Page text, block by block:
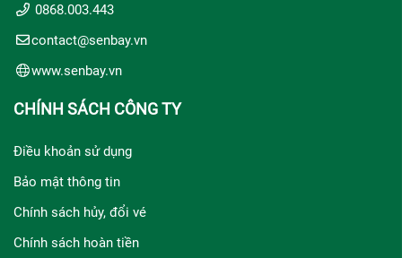
0868.003.443
contact@senbay.vn
www.senbay.vn
CHÍNH SÁCH CÔNG TY
Điều khoản sử dụng
Bảo mật thông tin
Chính sách hủy, đổi vé
Chính sách hoàn tiền